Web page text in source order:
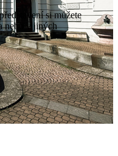
si můžete
nebo v jiných